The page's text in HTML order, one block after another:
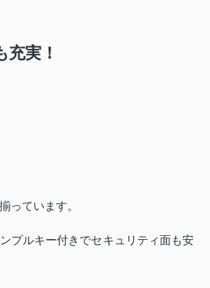
充実！
っています。
プルキー付きでセキュリティ面も安